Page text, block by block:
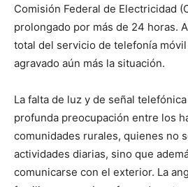
Comisión Federal de Electricidad
prolongado por más de 24 horas.
total del servicio de telefonía
agravado aún más la situación.
La falta de luz y de señal
profunda preocupación entre los
comunidades rurales, quienes no
actividades diarias, sino que
comunicarse con el exterior. La